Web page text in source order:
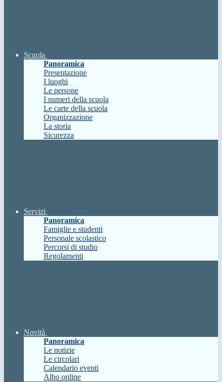
Scuola
Panoramica
Presentazione
I luoghi
Le persone
I numeri della scuola
Le carte della scuola
Organizzazione
La storia
Sicurezza
Servizi
Panoramica
Famiglie e studenti
Personale scolastico
Percorsi di studio
Regolamenti
Novità
Panoramica
Le notizie
Le circolari
Calendario eventi
Albo online